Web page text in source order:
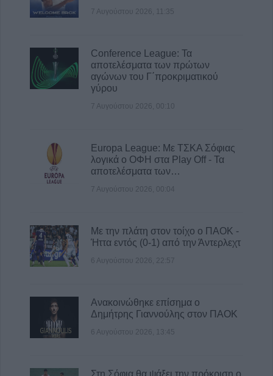
7 Αυγούστου 2026, 11:35
Conference League: Τα
αποτελέσματα των πρώτων
αγώνων του Γ΄προκριματικού
γύρου
7 Αυγούστου 2026, 00:10
Europa League: Με ΤΣΚΑ Σόφιας
λογικά ο ΟΦΗ στα Play Off - Τα
αποτελέσματα των…
7 Αυγούστου 2026, 00:04
Με την πλάτη στον τοίχο ο ΠΑΟΚ -
Ήττα εντός (0-1) από την Άντερλεχτ
6 Αυγούστου 2026, 22:57
Ανακοινώθηκε επίσημα ο
Δημήτρης Γιαννούλης στον ΠΑΟΚ
6 Αυγούστου 2026, 13:45